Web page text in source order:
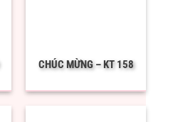
CHÚC MỪNG – KT 158